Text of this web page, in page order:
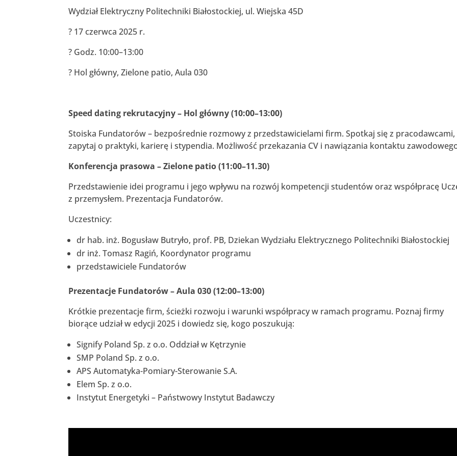
Wydział Elektryczny Politechniki Białostockiej, ul. Wiejska 45D
? 17 czerwca 2025 r.
? Godz. 10:00–13:00
? Hol główny, Zielone patio, Aula 030
Speed dating rekrutacyjny – Hol główny (10:00–13:00)
Stoiska Fundatorów – bezpośrednie rozmowy z przedstawicielami firm. Spotkaj się z pracodawcami,
zapytaj o praktyki, karierę i stypendia. Możliwość przekazania CV i nawiązania kontaktu
Konferencja prasowa – Zielone patio (11:00–11.30)
Przedstawienie idei programu i jego wpływu na rozwój kompetencji studentów oraz współpracę
z przemysłem. Prezentacja Fundatorów.
Uczestnicy:
dr hab. inż. Bogusław Butryło, prof. PB, Dziekan Wydziału Elektrycznego Politechniki Białostockiej
dr inż. Tomasz Ragiń, Koordynator programu
przedstawiciele Fundatorów
Prezentacje Fundatorów – Aula 030 (12:00–13:00)
Krótkie prezentacje firm, ścieżki rozwoju i warunki współpracy w ramach programu. Poznaj firmy
biorące udział w edycji 2025 i dowiedz się, kogo poszukują:
Signify Poland Sp. z o.o. Oddział w Kętrzynie
SMP Poland Sp. z o.o.
APS Automatyka-Pomiary-Sterowanie S.A.
Elem Sp. z o.o.
Instytut Energetyki – Państwowy Instytut Badawczy